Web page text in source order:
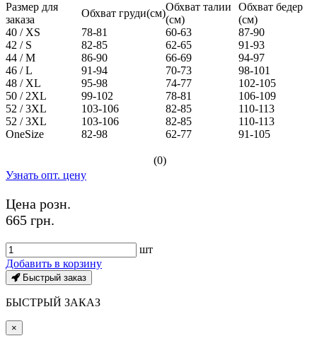
Размер для
заказа
Обхват груди(см)
Обхват талии
(см)
Обхват бедер
(см)
40 / XS
78-81 60-63
87-90
42 / S
82-85 62-65
91-93
44 / M
86-90 66-69
94-97
46 / L
91-94 70-73
98-101
48 / XL
95-98 74-77
102-105
50 / 2XL
99-102 78-81
106-109
52 / 3XL
103-106 82-85
110-113
52 / 3XL
103-106 82-85
110-113
OneSize
82-98 62-77 91-105
(0)
Узнать опт. цену
Цена розн.
665 грн.
шт
Добавить в корзину
Быстрый заказ
БЫСТРЫЙ ЗАКАЗ
×